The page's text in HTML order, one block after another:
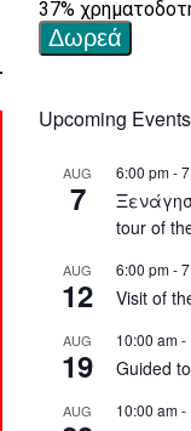
Upcoming Events
AUG
7
6:00 pm-
tour of
AUG
12
6:00 pm-
Visit of
AUG
19
10:00 am-
Guided
AUG 10:00 am-